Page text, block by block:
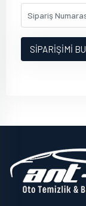
SİPARİŞİMİ